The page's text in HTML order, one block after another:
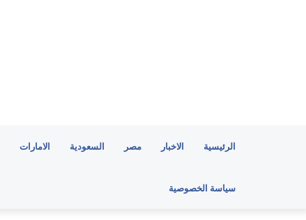
الرئيسية الاخبار مصر السعودية الامارات
سياسة الخصوصية